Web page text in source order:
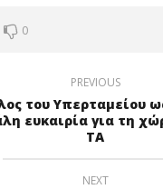
0
PREVIOUS
του Υπερταμείου
ευκαιρία για τη
ΤΑ
NEXT